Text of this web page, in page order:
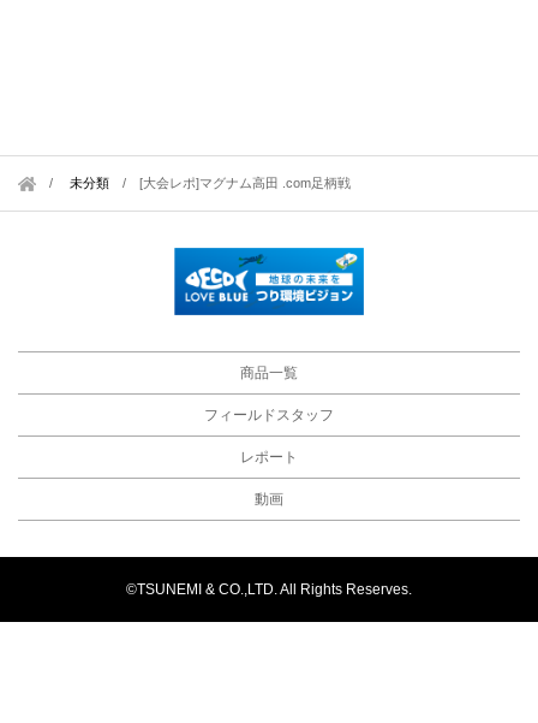
未分類 / [大会レポ]マグナム高田 .com足柄戦
商品一覧
フィールドスタッフ
レポート
動画
©TSUNEMI & CO.,LTD. All Rights Reserves.